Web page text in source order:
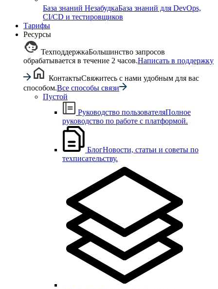
База знаний НезабудкаБаза знаний для DevOps,
CI/CD и тестировщиков
Тарифы
Ресурсы
ТехподдержкаБольшинство запросов
обрабатывается в течение 2 часов.Написать в поддержку
КонтактыСвяжитесь с нами удобным для вас
способом.Все способы связи
Пустой
Руководство пользователяПолное
руководство по работе с платформой.
БлогНовости, статьи и советы по
техписательству.